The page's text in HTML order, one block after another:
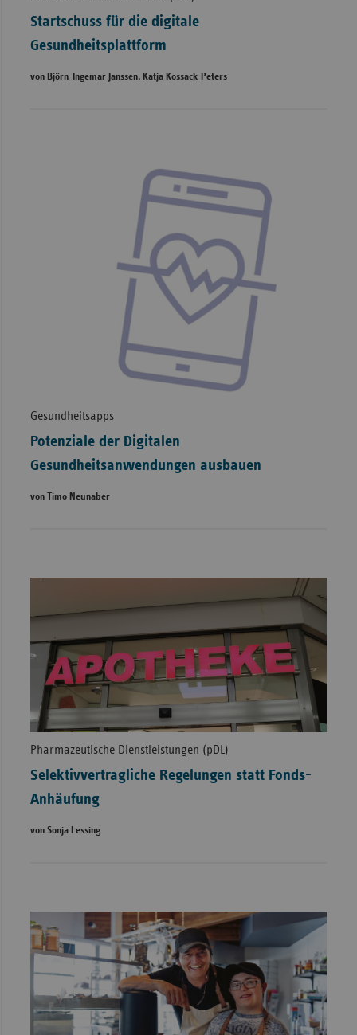
Startschuss für die digitale
Gesundheitsplattform
von Björn-Ingemar Janssen, Katja Kossack-Peters
Gesundheitsapps
Potenziale der Digitalen
Gesundheitsanwendungen ausbauen
von Timo Neunaber
Pharmazeutische Dienstleistungen (pDL)
Selektivvertragliche Regelungen statt Fonds-
Anhäufung
von Sonja Lessing